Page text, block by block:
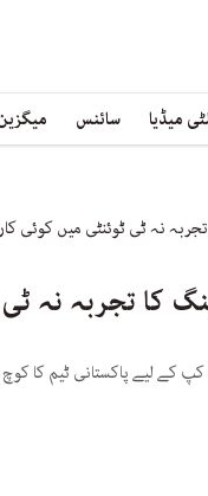
میڈیا سائنس
نہ ٹی ٹوئنٹی میں کوئی
کا تجربہ نہ
نے میتھیو ہیڈن اور ورنن فلینڈر کو ٹی